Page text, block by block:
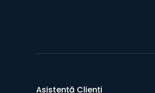
Asistență Clienți